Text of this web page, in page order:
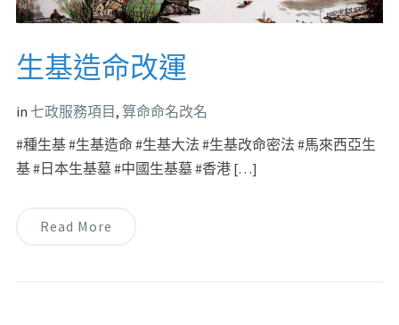
生基造命改運
in 七政服務項目, 算命命名改名
#種生基 #生基造命 #生基大法 #生基改命密法 #馬來西亞生
基 #日本生基墓 #中國生基墓 #香港 […]
Read More